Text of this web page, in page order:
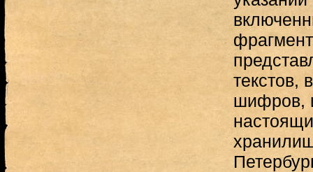
текстов,
шифров,